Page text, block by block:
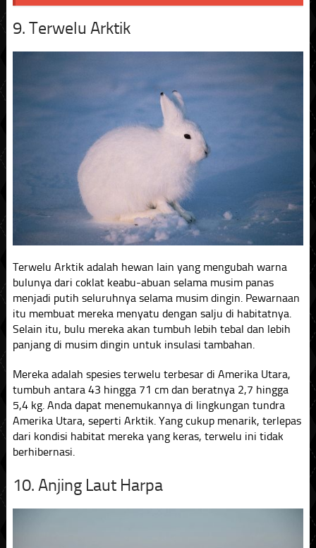
9. Terwelu Arktik
Terwelu Arktik adalah hewan lain yang mengubah warna
bulunya dari coklat keabu-abuan selama musim panas
menjadi putih seluruhnya selama musim dingin. Pewarnaan
itu membuat mereka menyatu dengan salju di habitatnya.
Selain itu, bulu mereka akan tumbuh lebih tebal dan lebih
panjang di musim dingin untuk insulasi tambahan.
Mereka adalah spesies terwelu terbesar di Amerika Utara,
tumbuh antara 43 hingga 71 cm dan beratnya 2,7 hingga
5,4 kg. Anda dapat menemukannya di lingkungan tundra
Amerika Utara, seperti Arktik. Yang cukup menarik, terlepas
dari kondisi habitat mereka yang keras, terwelu ini tidak
berhibernasi.
10. Anjing Laut Harpa